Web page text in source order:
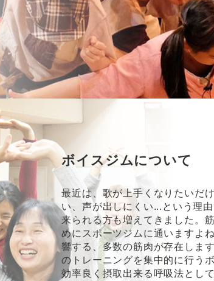
ボイスジムについて
最近は、歌が上手くなりたいだ
い、声が出しにくい...という理
来られる方も増えてきました。
めにスポーツジムに通いますよ
響する、多数の筋肉が存在しま
のトレーニングを集中的に行う
効率良く摂取出来る呼吸法とし